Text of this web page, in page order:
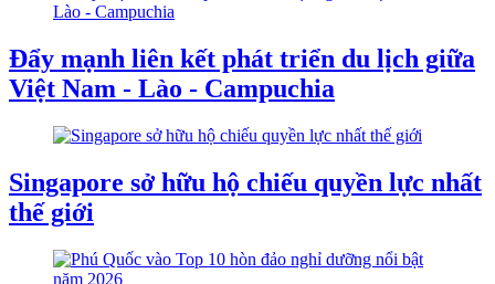
Đẩy mạnh liên kết phát triển du lịch giữa
Việt Nam - Lào - Campuchia
Singapore sở hữu hộ chiếu quyền lực nhất
thế giới